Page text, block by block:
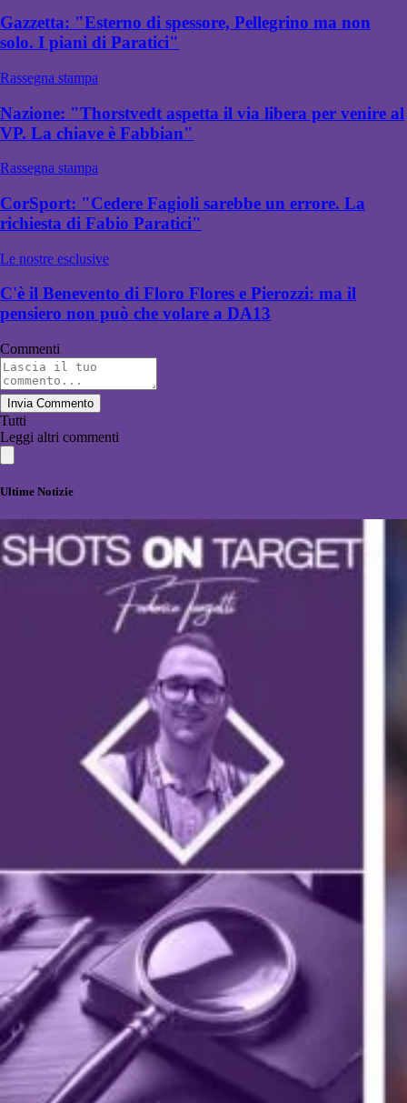
Gazzetta: "Esterno di spessore, Pellegrino ma non
solo. I piani di Paratici"
Rassegna stampa
Nazione: "Thorstvedt aspetta il via libera per venire al
VP. La chiave è Fabbian"
Rassegna stampa
CorSport: "Cedere Fagioli sarebbe un errore. La
richiesta di Fabio Paratici"
Le nostre esclusive
C'è il Benevento di Floro Flores e Pierozzi: ma il
pensiero non può che volare a DA13
Commenti
Invia Commento
Tutti
Leggi altri commenti
Ultime Notizie